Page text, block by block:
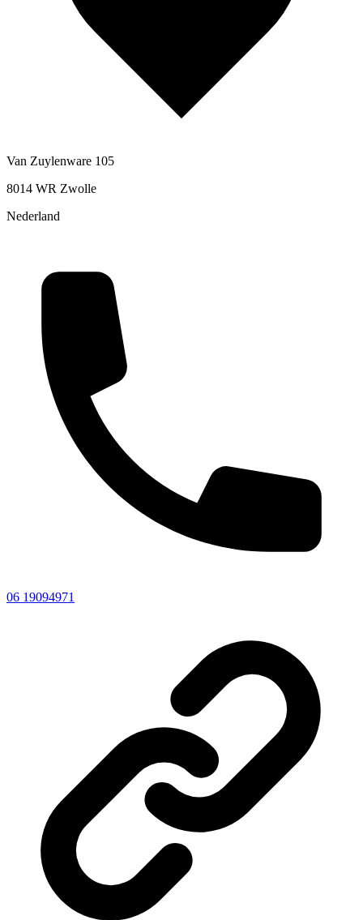
Van Zuylenware 105
8014 WR Zwolle
Nederland
06 19094971